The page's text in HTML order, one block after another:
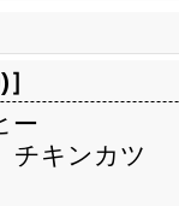
］
ー
チキンカツ